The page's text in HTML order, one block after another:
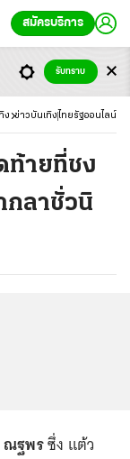
สมัครบริการ
ง ข่าวบันเทิง ไทยรัฐออนไลน์
ท้ายที่ชง
กลาชั่วนิ
ณฐพรซึ่ง แต้ว
รับทราบ